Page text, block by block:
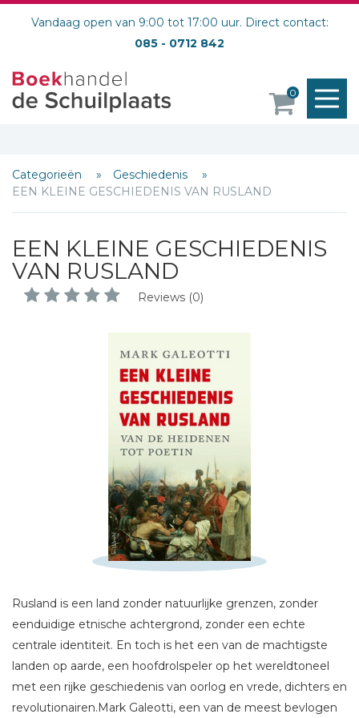
Vandaag open van 9:00 tot 17:00 uur. Direct contact:
085 - 0712 842
0
Categorieën
Geschiedenis
EEN KLEINE GESCHIEDENIS VAN RUSLAND
EEN KLEINE GESCHIEDENIS
VAN RUSLAND
Reviews (0)
Rusland is een land zonder natuurlijke grenzen, zonder
eenduidige etnische achtergrond, zonder een echte
centrale identiteit. En toch is het een van de machtigste
landen op aarde, een hoofdrolspeler op het wereldtoneel
met een rijke geschiedenis van oorlog en vrede, dichters en
revolutionairen.Mark Galeotti, een van de meest bevlogen
Schrijf hieronder je review!
E-mail *
Titel *